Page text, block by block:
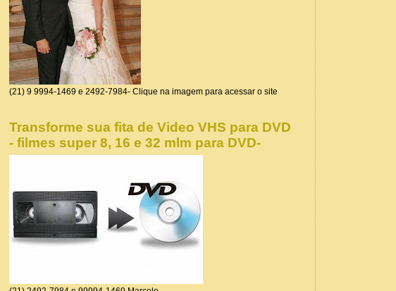
(21) 9 9994-1469 e 2492-7984- Clique na imagem para acessar o site
Transforme sua fita de Video VHS para DVD
- filmes super 8, 16 e 32 mlm para DVD-